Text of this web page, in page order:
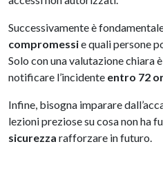
Successivamente è
compromessie quali persone
Solo con una valutazione chiara
notificare l’incidente entro 72
Infine, bisogna imparare
lezioni preziose su cosa non ha
sicurezza rafforzare in futuro.